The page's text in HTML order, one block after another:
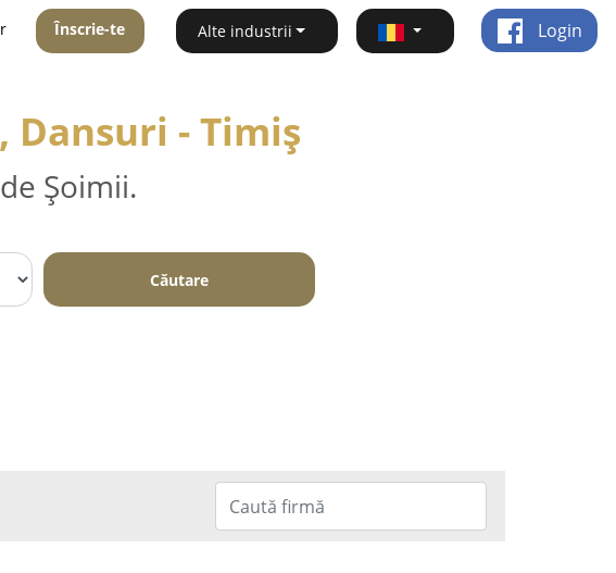
Înscrie-te Alte industrii Login
- Timiş
Șoimii.
Căutare